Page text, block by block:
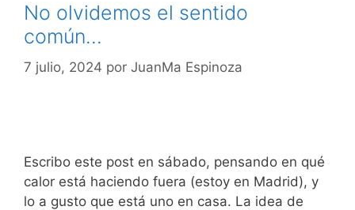
No olvidemos el sentido
común…
7 julio, 2024 por JuanMa Espinoza
Escribo este post en sábado, pensando en qué
calor está haciendo fuera (estoy en Madrid), y
lo a gusto que está uno en casa. La idea de